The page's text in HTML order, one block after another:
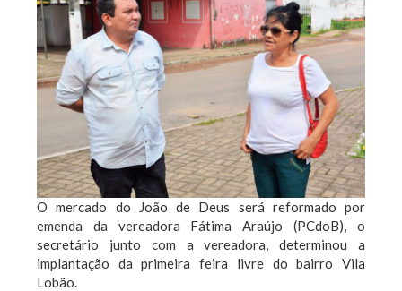
O mercado do João de Deus será reformado por
emenda da vereadora Fátima Araújo (PCdoB), o
secretário junto com a vereadora, determinou a
implantação da primeira feira livre do bairro Vila
Lobão.